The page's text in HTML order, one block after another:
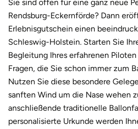
Sie sind offen für eine ganz neue
Rendsburg-Eckernförde? Dann
Erlebnisgutschein einen
Schleswig-Holstein. Starten Sie
Begleitung Ihres erfahrenen
Fragen, die Sie schon immer zum
Nutzen Sie diese besondere
sanften Wind um die Nase wehen
anschließende traditionelle
personalisierte Urkunde werden